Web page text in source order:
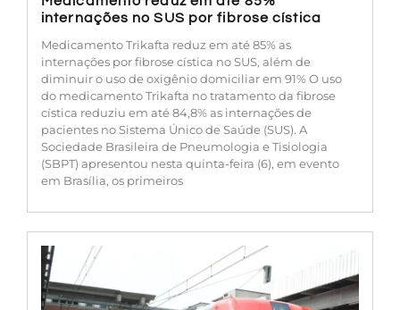
internações no SUS por fibrose cística
Medicamento Trikafta reduz em até 85% as
internações por fibrose cística no SUS, além de
diminuir o uso de oxigênio domiciliar em 91% O uso
do medicamento Trikafta no tratamento da fibrose
cística reduziu em até 84,8% as internações de
pacientes no Sistema Único de Saúde (SUS). A
Sociedade Brasileira de Pneumologia e Tisiologia
(SBPT) apresentou nesta quinta-feira (6), em evento
em Brasília, os primeiros